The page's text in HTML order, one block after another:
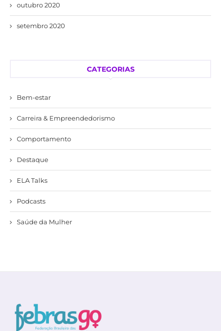
outubro 2020
setembro 2020
CATEGORIAS
Bem-estar
Carreira & Empreendedorismo
Comportamento
Destaque
ELA Talks
Podcasts
Saúde da Mulher